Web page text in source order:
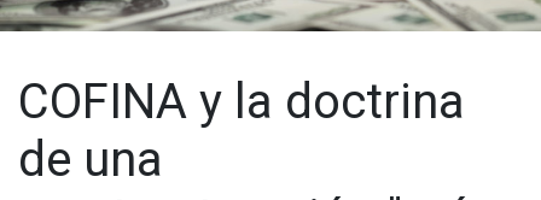
COFINA y la doctrina
de una